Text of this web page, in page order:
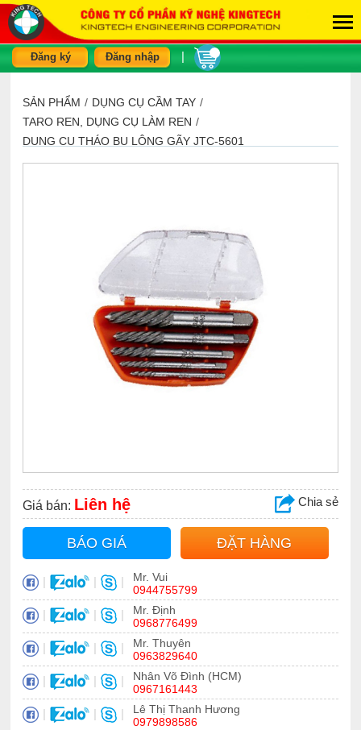
Đăng ký Đăng nhập
SẢN PHẨM / DỤNG CỤ CẦM TAY /
TARO REN, DỤNG CỤ LÀM REN /
DỤNG CỤ THÁO BU LÔNG GÃY JTC-5601
Giá bán: Liên hệ Chia sẻ
BÁO GIÁ ĐẶT HÀNG
| | |
Mr. Vui
0944755799
| | |
Mr. Định
0968776499
| | |
Mr. Thuyên
0963829640
| | |
Nhân Võ Đình (HCM)
0967161443
| | |
Lê Thị Thanh Hương
0979898586